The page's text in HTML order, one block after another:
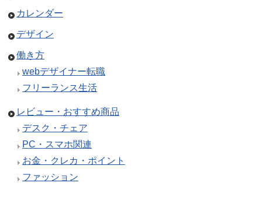
カレンダー
デザイン
働き方
webデザイナー転職
フリーランス生活
レビュー・おすすめ商品
デスク・チェア
PC・スマホ関連
お金・クレカ・ポイント
ファッション